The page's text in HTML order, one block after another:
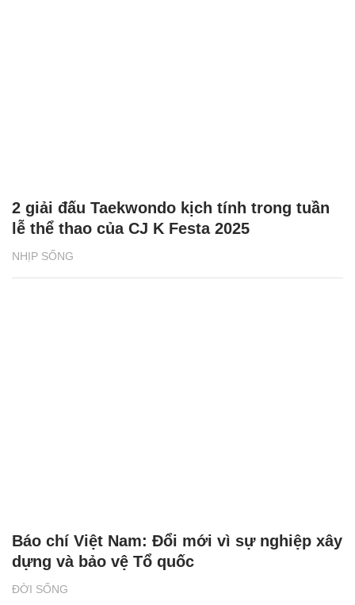
NHỊP SỐNG
2 giải đấu Taekwondo kịch tính trong tuần
lễ thể thao của CJ K Festa 2025
ĐỜI SỐNG
Báo chí Việt Nam: Đổi mới vì sự nghiệp xây
dựng và bảo vệ Tổ quốc